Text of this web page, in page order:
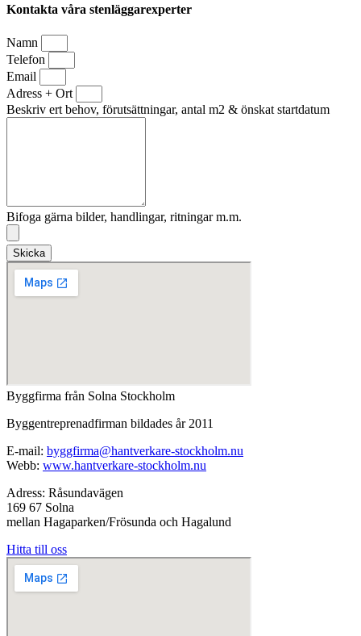
Kontakta våra stenläggarexperter
Namn
Telefon
Email
Adress + Ort
Beskriv ert behov, förutsättningar, antal m2 & önskat startdatum
Bifoga gärna bilder, handlingar, ritningar m.m.
Skicka
Byggfirma från Solna Stockholm
Byggentreprenadfirman bildades år 2011
E-mail: byggfirma@hantverkare-stockholm.nu
Webb: www.hantverkare-stockholm.nu
Adress: Råsundavägen
169 67 Solna
mellan Hagaparken/Frösunda och Hagalund
Hitta till oss